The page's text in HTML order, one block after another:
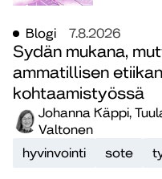
Blogi 7.8.2026
Sydän mukana,
ammatillisen
kohtaamistyössä
Johanna Käppi,
Valtonen
hyvinvointi
sote